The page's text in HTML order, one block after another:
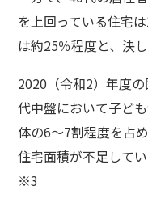
を上回っている住宅
は約25％程度と、決
2020（令和2）年度
代中盤において子ど
体の6～7割程度を占
住宅面積が不足して
※3